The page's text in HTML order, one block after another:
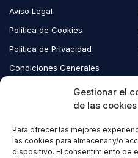
Gestionar el
de las cookies
Para ofrecer las mejores
las cookies para almacenar y/o
dispositivo. El consentimiento de
Aviso Legal
Política de Cookies
Política de Privacidad
Condiciones Generales
Copyright © 2023 EcoAndes.